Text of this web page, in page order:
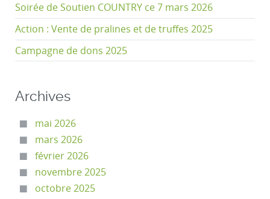
Soirée de Soutien COUNTRY ce 7 mars 2026
Action : Vente de pralines et de truffes 2025
Campagne de dons 2025
Archives
mai 2026
mars 2026
février 2026
novembre 2025
octobre 2025